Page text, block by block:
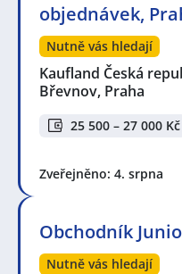
objednávek,
Nutně vás hledají
Kaufland Česká
Břevnov, Praha
25 500 – 27 000 Kč
Zveřejněno: 4. srpna
Obchodník
Nutně vás hledají